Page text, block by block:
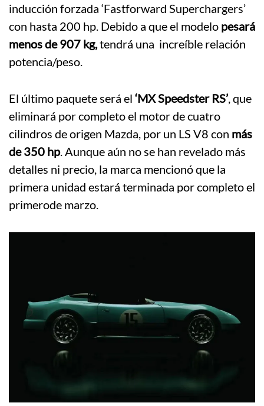
inducción forzada ‘Fastforward Superchargers’
con hasta 200 hp. Debido a que el modelo pesará
menos de 907 kg,tendrá una increíble relación
potencia/peso.
El último paquete será el ‘MX Speedster RS’ , que
eliminará por completo el motor de cuatro
cilindros de origen Mazda, por un LS V8 con más
de 350 hp. Aunque aún no se han revelado más
detalles ni precio, la marca mencionó que la
primera unidad estará terminada por completo el
primerode marzo.